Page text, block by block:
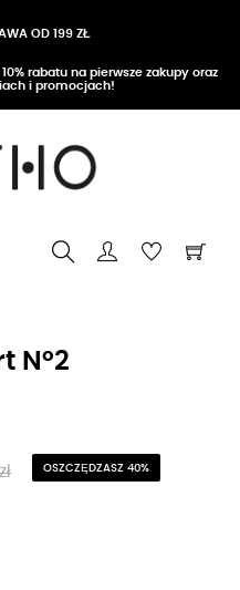
OD 199 ZŁ
rabatu na pierwsze zakupy oraz
i promocjach!
N°2
OSZCZĘDZASZ 40%